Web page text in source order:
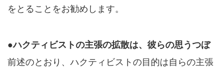
をとることをお勧めします。
●ハクティビストの主張の拡散は、彼らの思うつぼ
前述のとおり、ハクティビストの目的は自らの主張